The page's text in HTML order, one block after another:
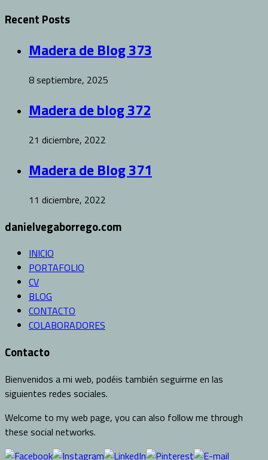
Recent Posts
Madera de Blog 373
8 septiembre, 2025
Madera de blog 372
21 diciembre, 2022
Madera de Blog 371
11 diciembre, 2022
danielvegaborrego.com
INICIO
PORTAFOLIO
CV
BLOG
CONTACTO
COLABORADORES
Contacto
Bienvenidos a mi web, podéis también seguirme en las
siguientes redes sociales.
Welcome to my web page, you can also follow me through
these social networks.